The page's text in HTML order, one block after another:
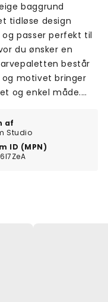
af
Studio
ID (MPN)
baggrund
tidløse design
passer perfekt til
du ønsker en
består
motivet bringer
og enkel måde.